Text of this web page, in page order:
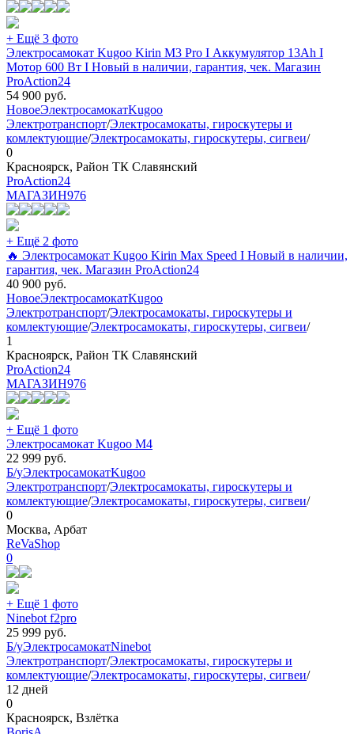
+ Ещё 3 фото
Электросамокат Kugoo Kirin M3 Pro I Аккумулятор 13Ah I
Мотор 600 Вт I Новый в наличии, гарантия, чек. Магазин
ProAction24
54 900 руб.
НовоеЭлектросамокатKugoo
Электротранспорт/Электросамокаты, гироскутеры и
комлектующие/Электросамокаты, гироскутеры, сигвеи/
0
Красноярск, Район ТК Славянский
ProAction24
МАГАЗИН976
+ Ещё 2 фото
🔥 Электросамокат Kugoo Kirin Max Speed I Новый в наличии,
гарантия, чек. Магазин ProAction24
40 900 руб.
НовоеЭлектросамокатKugoo
Электротранспорт/Электросамокаты, гироскутеры и
комлектующие/Электросамокаты, гироскутеры, сигвеи/
1
Красноярск, Район ТК Славянский
ProAction24
МАГАЗИН976
+ Ещё 1 фото
Электросамокат Kugoo M4
22 999 руб.
Б/уЭлектросамокатKugoo
Электротранспорт/Электросамокаты, гироскутеры и
комлектующие/Электросамокаты, гироскутеры, сигвеи/
0
Москва, Арбат
ReVaShop
0
+ Ещё 1 фото
Ninebot f2pro
25 999 руб.
Б/уЭлектросамокатNinebot
Электротранспорт/Электросамокаты, гироскутеры и
комлектующие/Электросамокаты, гироскутеры, сигвеи/
12 дней
0
Красноярск, Взлётка